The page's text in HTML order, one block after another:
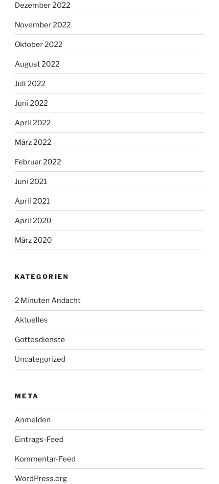
Dezember 2022
November 2022
Oktober 2022
August 2022
Juli 2022
Juni 2022
April 2022
März 2022
Februar 2022
Juni 2021
April 2021
April 2020
März 2020
KATEGORIEN
2 Minuten Andacht
Aktuelles
Gottesdienste
Uncategorized
META
Anmelden
Eintrags-Feed
Kommentar-Feed
WordPress.org